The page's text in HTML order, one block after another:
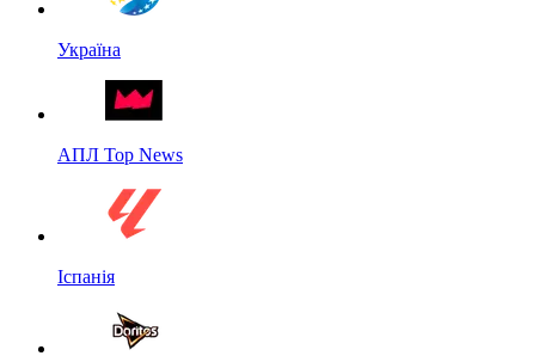
Україна
АПЛ Top News
Іспанія